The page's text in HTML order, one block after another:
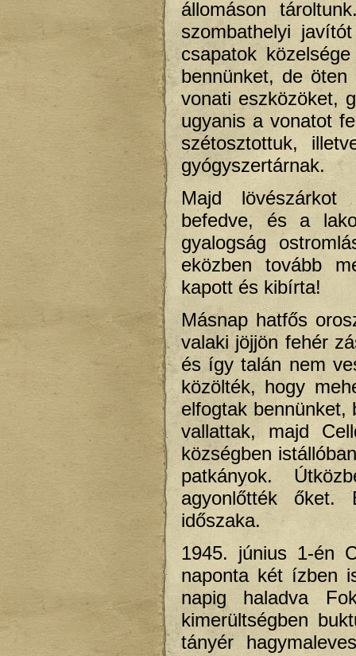
állomáson
szombathelyi
csapatok
bennünket, de
vonati eszközöket,
ugyanis a vonatot
szétosztottuk,
gyógyszertárnak.
Majd lövészárkot
befedve, és a
gyalogság
eközben tovább
kapott és kibírta!
Másnap hatfős
valaki jöjjön fehér
és így talán nem
közölték, hogy
elfogtak
vallattak, majd
községben
patkányok.
agyonlőtték őket.
időszaka.
1945. június 1-én
naponta két ízben
napig haladva
kimerültségben
tányér